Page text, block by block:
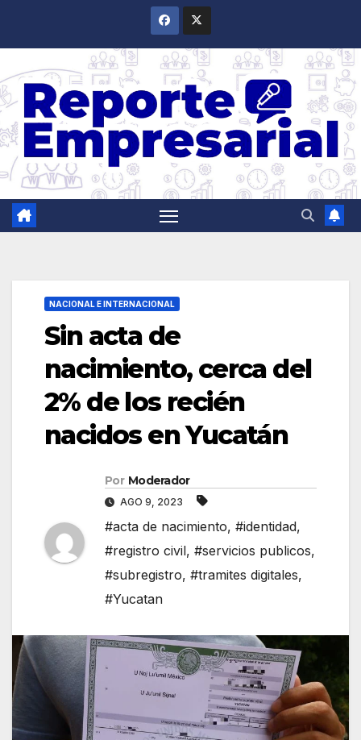
NACIONAL E INTERNACIONAL
Sin acta de
nacimiento, cerca del
2% de los recién
nacidos en Yucatán
Por Moderador
AGO 9, 2023
#acta de nacimiento, #identidad,
#registro civil, #servicios publicos,
#subregistro, #tramites digitales,
#Yucatan